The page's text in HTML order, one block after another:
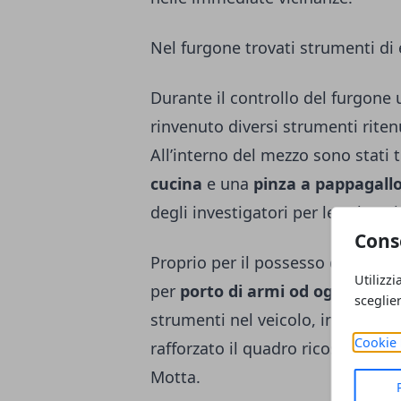
Cookie
Nel furgone trovati strumenti di
Durante il controllo del furgone
rinvenuto diversi strumenti
All’interno del mezzo sono stati
cucina e una pinza a
degli investigatori per le
Proprio per il possesso di
per porto di armi od oggetti
strumenti nel veicolo, insieme
rafforzato il quadro ricostruito
Motta.